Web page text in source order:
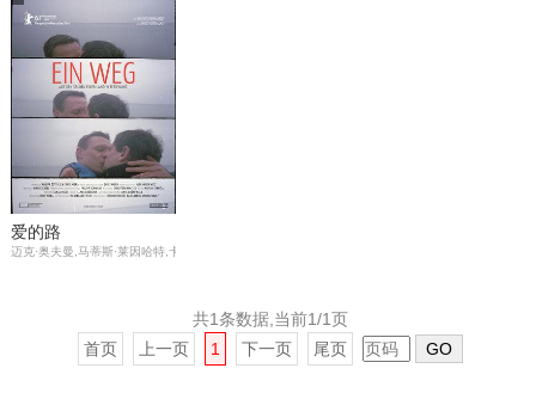
爱的路
迈克·奥夫曼,马蒂斯·莱因哈特,卡伊·科尔斯,Tom,B?ttcher,Eva,Horacek,佩尔·马丁尼,安娜·凯瑟
共1条数据,当前1/1页
首页
上一页 1 下一页 尾页 GO